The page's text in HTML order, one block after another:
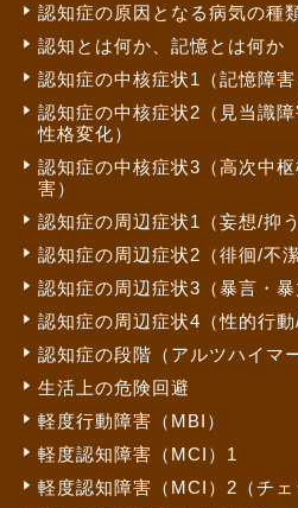
認知症の原因となる病気の種
認知とは何か、記憶とは何か
認知症の中核症状1（記憶障害
認知症の中核症状2（見当識
性格変化）
認知症の中核症状3（高次中
害）
認知症の周辺症状1（妄想/抑
認知症の周辺症状2（徘徊/不
認知症の周辺症状3（暴言・暴
認知症の周辺症状4（性的行
認知症の段階（アルツハイマ
生活上の危険回避
軽度行動障害（MBI）
軽度認知障害（MCI）1
軽度認知障害（MCI）2（チェ